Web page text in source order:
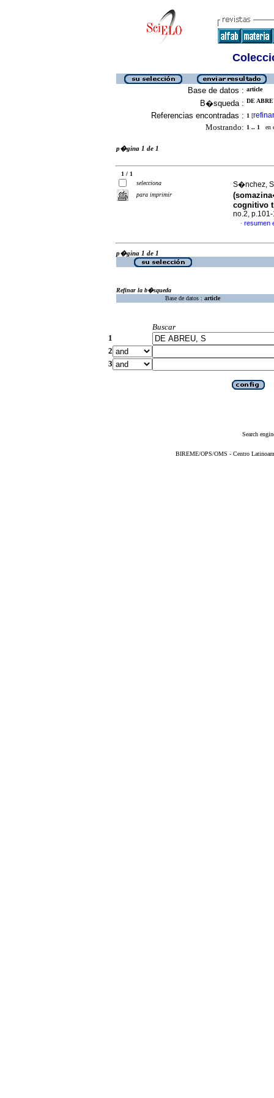
Base de datos : article
B�squeda : DE
Referencias encontradas : 1 [refinar
Mostrando: 1 .. 1 en
p�gina 1 de 1
1 / 1
selecciona
para imprimir
S�nchez,
cognitivo
no.2,
· resumen
p�gina 1 de 1
Refinar la b�squeda
Base de datos : article
Buscar
1
2
3
Search
BIREME/OPS/OMS - Centro